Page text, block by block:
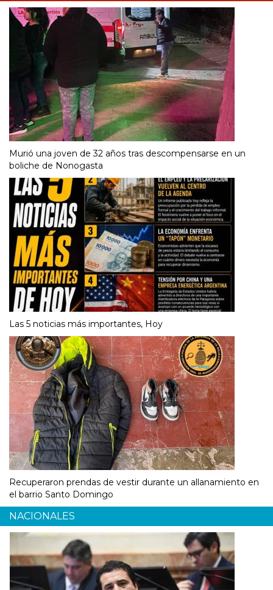
Murió una joven de 32 años tras descompensarse en un
boliche de Nonogasta
Las 5 noticias más importantes, Hoy
Recuperaron prendas de vestir durante un allanamiento en
el barrio Santo Domingo
NACIONALES